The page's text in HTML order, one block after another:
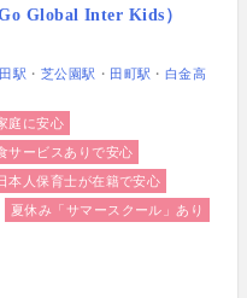
Global Inter Kids）
駅 芝公園駅 田町駅
白金高
庭に安心
サービスありで安心
本人保育士が在籍で安心
夏休み「サマースクール」あり